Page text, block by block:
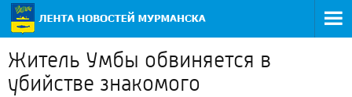
Житель Умбы обвиняется в
убийстве знакомого